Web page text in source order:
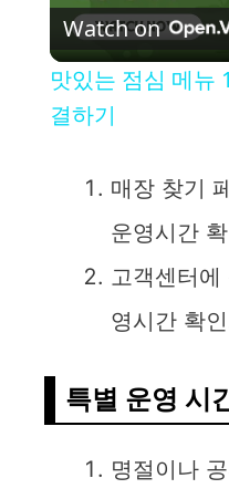
Watch on
맛있는 점심 메뉴
결하기
매장 찾기
운영시간
고객센터
영시간 확
특별 운영 시
명절이나